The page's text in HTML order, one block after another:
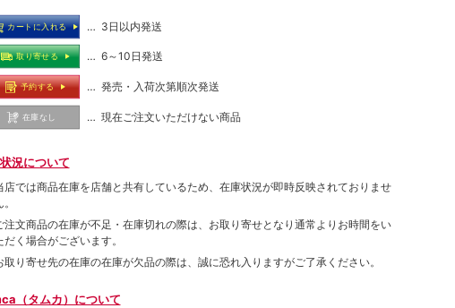
カートに入れる … 3日以内発送
取り寄せる … 6～10日発送
予約する … 発売・入荷次第順次発送
在庫なし … 現在ご注文いただけない商品
況について
店では商品在庫を店舗と共有しているため、在庫状況が即時反映されておりませ
注文商品の在庫が不足・在庫切れの際は、お取り寄せとなり通常よりお時間をい
だく場合がございます。
取り寄せ先の在庫の在庫が欠品の際は、誠に恐れ入りますがご了承ください。
（タムカ）について